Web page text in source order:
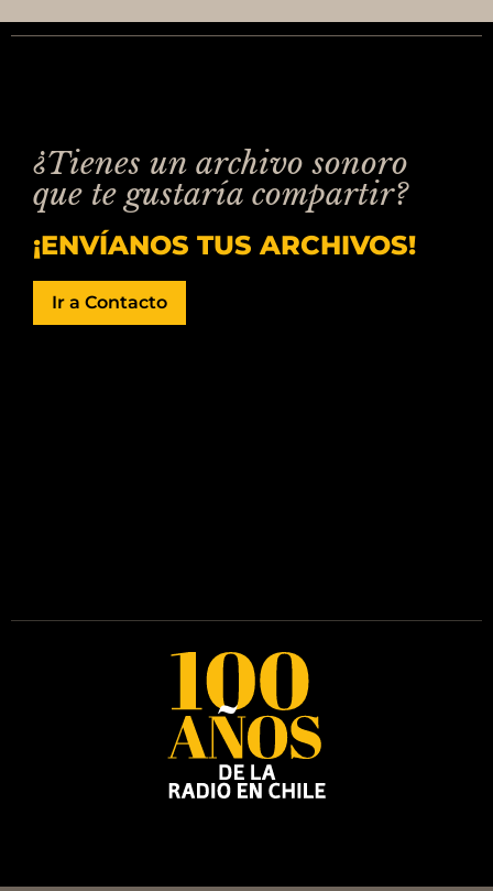
¿Tienes un archivo sonoro
que te gustaría compartir?
¡ENVÍANOS TUS ARCHIVOS!
Ir a Contacto